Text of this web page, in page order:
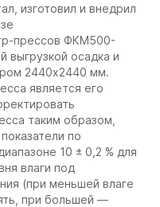
изготовил и внедрил
прессов ФКМ500-
выгрузкой осадка и
2440x2440 мм.
является его
таким образом,
по
10 ± 0,2 % для
влаги под
(при меньшей влаге
при большей —